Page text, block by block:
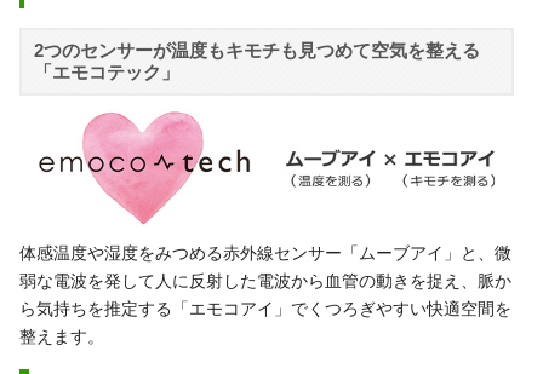
2つのセンサーが温度もキモチも見つめて空気を整える
「エモコテック」
体感温度や湿度をみつめる赤外線センサー「ムーブアイ」と、微
弱な電波を発して人に反射した電波から血管の動きを捉え、脈か
ら気持ちを推定する「エモコアイ」でくつろぎやすい快適空間を
整えます。